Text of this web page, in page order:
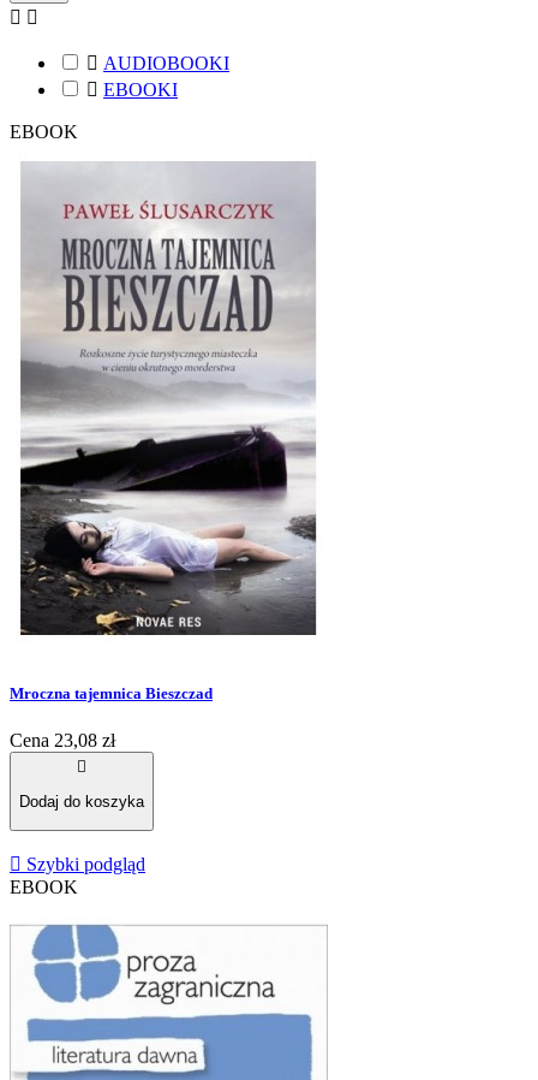
 
 AUDIOBOOKI
 EBOOKI
EBOOK
Mroczna tajemnica Bieszczad
Cena 23,08 zł

Dodaj do koszyka
 Szybki podgląd
EBOOK